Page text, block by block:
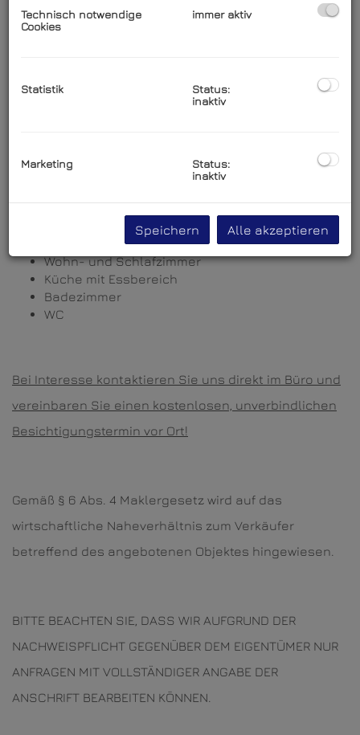
Sie suchen eine hübsch eingerichtete Mietwohnung?
Genießen Sie den Luxus einer bereits vormöblierten
Wohnung! Sie müssen sich an keine Lieferzeiten für
Das geschmackvolle Ambiente wird Sie überzeugen!
Die Wohnung ist bestens eingeteilt in:
Wohn- und Schlafzimmer
Küche mit Essbereich
Badezimmer
WC
Bei Interesse kontaktieren Sie uns direkt im Büro und
vereinbaren Sie einen kostenlosen, unverbindlichen
Besichtigungstermin vor Ort!
Gemäß § 6 Abs. 4 Maklergesetz wird auf das
wirtschaftliche Naheverhältnis zum Verkäufer
betreffend des angebotenen Objektes hingewiesen.
BITTE BEACHTEN SIE, DASS WIR AUFGRUND DER
NACHWEISPFLICHT GEGENÜBER DEM EIGENTÜMER NUR
ANFRAGEN MIT VOLLSTÄNDIGER ANGABE DER
ANSCHRIFT BEARBEITEN KÖNNEN.
Technisch notwendige
Cookies
immer aktiv
Statistik
Status:
inaktiv
Marketing
Status:
inaktiv
Speichern Alle akzeptieren